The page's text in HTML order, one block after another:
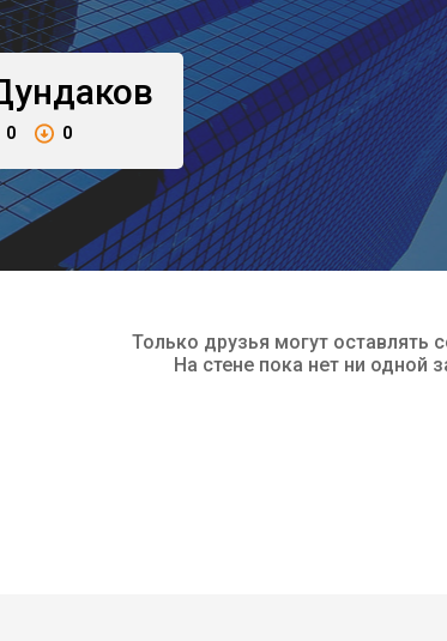
0 0
Только друзья могут оставлять
На стене пока нет ни одной